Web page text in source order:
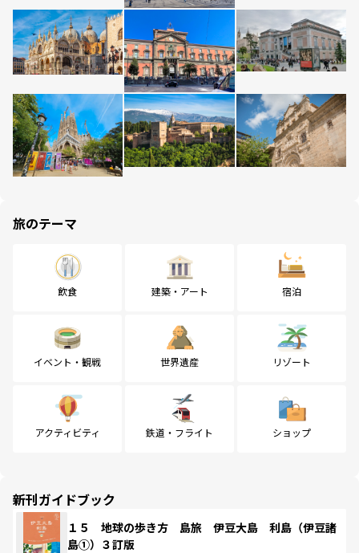
旅のテーマ
飲食 建築・アート 宿泊
イベント・観戦 世界遺産 リゾート
アクティビティ 鉄道・フライト ショップ
新刊ガイドブック
１５ 地球の歩き方 島旅 伊豆大島 利島（伊豆諸
島①）３訂版